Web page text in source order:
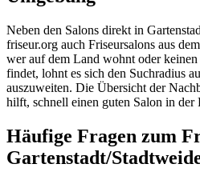
Neben den Salons direkt in
friseur.org auch Friseursalons aus
wer auf dem Land wohnt oder
findet, lohnt es sich den Suchradius
auszuweiten. Die Übersicht der
hilft, schnell einen guten Salon in der
Häufige Fragen zum
Gartenstadt/